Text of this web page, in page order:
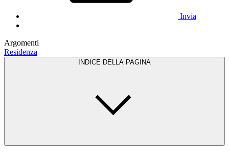
Invia
Argomenti
Residenza
INDICE DELLA PAGINA